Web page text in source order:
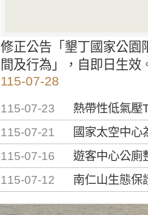
修正公告「墾丁國家公園
間及行為」，自即日生效
115-07-28
115-07-23
熱帶性低氣壓
115-07-21
國家太空中心為辦理
115-07-16
遊客中心公廁
115-07-12
南仁山生態保護區步道已完成